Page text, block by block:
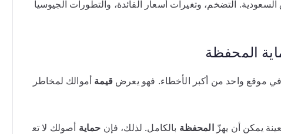
التضخم، وتغيرات أسعار الفائدة، والتطورات الجيوسيا
المحفظة
في موقع واحد من أكبر الأخطاء. فهو يعرضقيمة أموالك لمخاطر
يمكن أن يهزّالمحفظة بالكامل. لذلك، فإن حماية أصولك لا تع